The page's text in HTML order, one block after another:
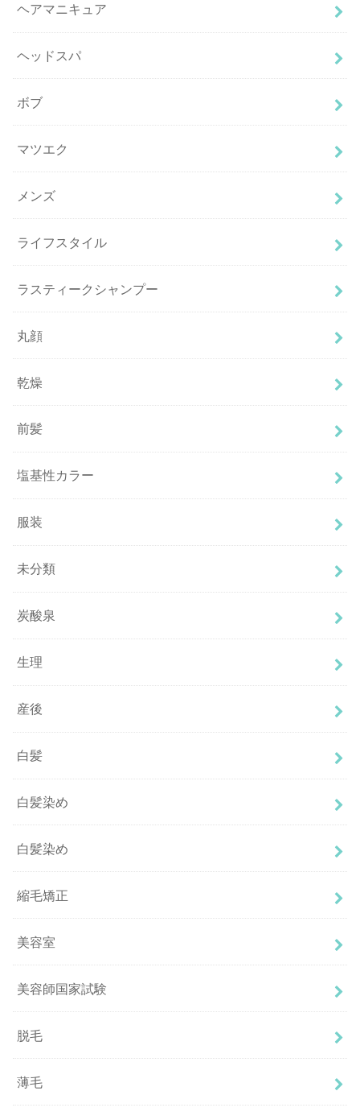
ヘアマニキュア
ヘッドスパ
ボブ
マツエク
メンズ
ライフスタイル
ラスティークシャンプー
丸顔
乾燥
前髪
塩基性カラー
服装
未分類
炭酸泉
生理
産後
白髪
白髪染め
白髪染め
縮毛矯正
美容室
美容師国家試験
脱毛
薄毛